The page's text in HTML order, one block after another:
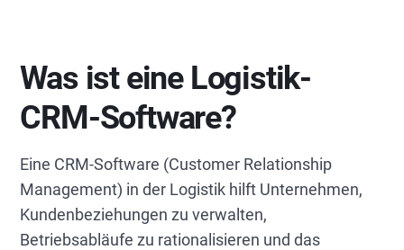
Was ist eine Logistik-
CRM-Software?
Eine CRM-Software (Customer Relationship
Management) in der Logistik hilft Unternehmen,
Kundenbeziehungen zu verwalten,
Betriebsabläufe zu rationalisieren und das